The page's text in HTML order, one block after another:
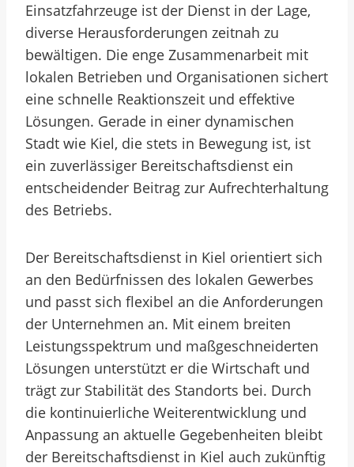
Einsatzfahrzeuge ist der Dienst in der Lage,
diverse Herausforderungen zeitnah zu
bewältigen. Die enge Zusammenarbeit mit
lokalen Betrieben und Organisationen sichert
eine schnelle Reaktionszeit und effektive
Lösungen. Gerade in einer dynamischen
Stadt wie Kiel, die stets in Bewegung ist, ist
ein zuverlässiger Bereitschaftsdienst ein
entscheidender Beitrag zur Aufrechterhaltung
des Betriebs.
Der Bereitschaftsdienst in Kiel orientiert sich
an den Bedürfnissen des lokalen Gewerbes
und passt sich flexibel an die Anforderungen
der Unternehmen an. Mit einem breiten
Leistungsspektrum und maßgeschneiderten
Lösungen unterstützt er die Wirtschaft und
trägt zur Stabilität des Standorts bei. Durch
die kontinuierliche Weiterentwicklung und
Anpassung an aktuelle Gegebenheiten bleibt
der Bereitschaftsdienst in Kiel auch zukünftig